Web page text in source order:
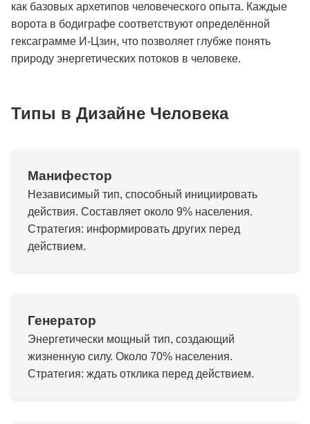
как базовых архетипов человеческого опыта. Каждые
ворота в бодиграфе соответствуют определённой
гексаграмме И-Цзин, что позволяет глубже понять
природу энергетических потоков в человеке.
Типы в Дизайне Человека
Манифестор
Независимый тип, способный инициировать
действия. Составляет около 9% населения.
Стратегия: информировать других перед
действием.
Генератор
Энергетически мощный тип, создающий
жизненную силу. Около 70% населения.
Стратегия: ждать отклика перед действием.